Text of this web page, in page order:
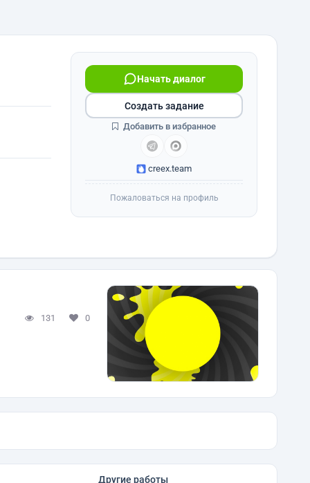
Начать диалог
creex.team
Создать задание
Добавить в избранное
Пожаловаться на профиль
131 0
Другие работы